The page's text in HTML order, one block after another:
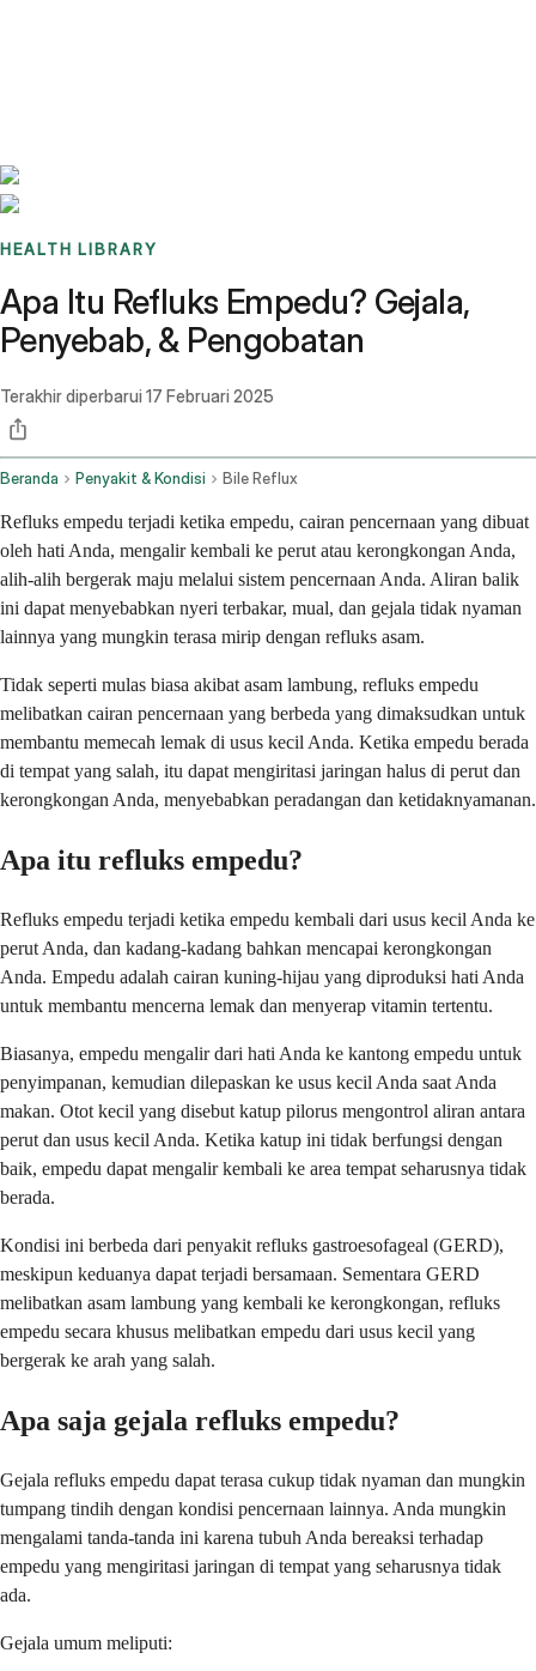
HEALTH LIBRARY
Apa Itu Refluks Empedu? Gejala,
Penyebab, & Pengobatan
Terakhir diperbarui 17 Februari 2025
Beranda Penyakit & Kondisi Bile Reflux
Refluks empedu terjadi ketika empedu, cairan pencernaan yang dibuat
oleh hati Anda, mengalir kembali ke perut atau kerongkongan Anda,
alih-alih bergerak maju melalui sistem pencernaan Anda. Aliran balik
ini dapat menyebabkan nyeri terbakar, mual, dan gejala tidak nyaman
lainnya yang mungkin terasa mirip dengan refluks asam.
Tidak seperti mulas biasa akibat asam lambung, refluks empedu
melibatkan cairan pencernaan yang berbeda yang dimaksudkan untuk
membantu memecah lemak di usus kecil Anda. Ketika empedu berada
di tempat yang salah, itu dapat mengiritasi jaringan halus di perut dan
kerongkongan Anda, menyebabkan peradangan dan ketidaknyamanan.
Apa itu refluks empedu?
Refluks empedu terjadi ketika empedu kembali dari usus kecil Anda ke
perut Anda, dan kadang-kadang bahkan mencapai kerongkongan
Anda. Empedu adalah cairan kuning-hijau yang diproduksi hati Anda
untuk membantu mencerna lemak dan menyerap vitamin tertentu.
Biasanya, empedu mengalir dari hati Anda ke kantong empedu untuk
penyimpanan, kemudian dilepaskan ke usus kecil Anda saat Anda
makan. Otot kecil yang disebut katup pilorus mengontrol aliran antara
perut dan usus kecil Anda. Ketika katup ini tidak berfungsi dengan
baik, empedu dapat mengalir kembali ke area tempat seharusnya tidak
berada.
Kondisi ini berbeda dari penyakit refluks gastroesofageal (GERD),
meskipun keduanya dapat terjadi bersamaan. Sementara GERD
melibatkan asam lambung yang kembali ke kerongkongan, refluks
empedu secara khusus melibatkan empedu dari usus kecil yang
bergerak ke arah yang salah.
Apa saja gejala refluks empedu?
Gejala refluks empedu dapat terasa cukup tidak nyaman dan mungkin
tumpang tindih dengan kondisi pencernaan lainnya. Anda mungkin
mengalami tanda-tanda ini karena tubuh Anda bereaksi terhadap
empedu yang mengiritasi jaringan di tempat yang seharusnya tidak
ada.
Gejala umum meliputi: